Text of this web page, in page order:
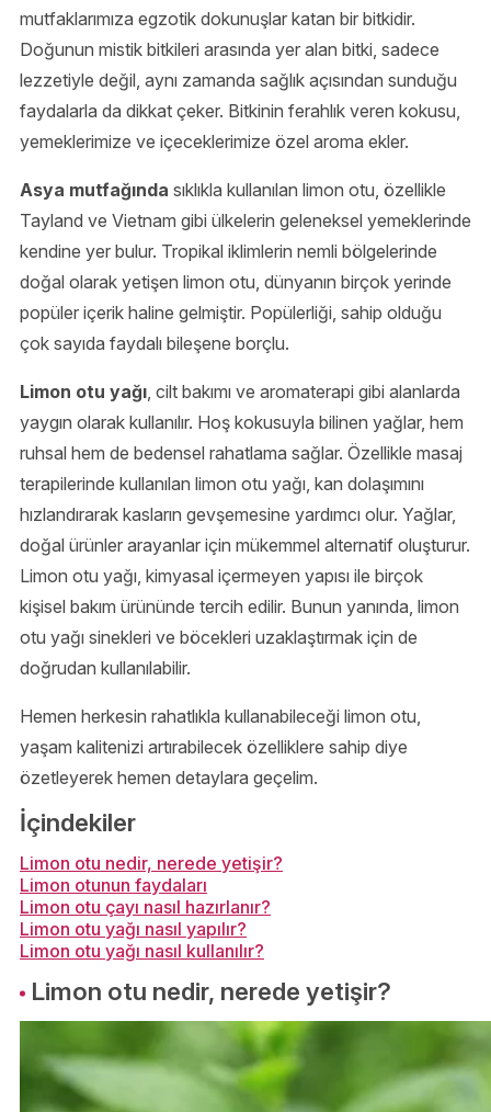
mutfaklarımıza egzotik dokunuşlar katan bir bitkidir.
Doğunun mistik bitkileri arasında yer alan bitki, sadece
lezzetiyle değil, aynı zamanda sağlık açısından sunduğu
faydalarla da dikkat çeker. Bitkinin ferahlık veren kokusu,
yemeklerimize ve içeceklerimize özel aroma ekler.
Asya mutfağında sıklıkla kullanılan limon otu, özellikle
Tayland ve Vietnam gibi ülkelerin geleneksel yemeklerinde
kendine yer bulur. Tropikal iklimlerin nemli bölgelerinde
doğal olarak yetişen limon otu, dünyanın birçok yerinde
popüler içerik haline gelmiştir. Popülerliği, sahip olduğu
çok sayıda faydalı bileşene borçlu.
Limon otu yağı , cilt bakımı ve aromaterapi gibi alanlarda
yaygın olarak kullanılır. Hoş kokusuyla bilinen yağlar, hem
ruhsal hem de bedensel rahatlama sağlar. Özellikle masaj
terapilerinde kullanılan limon otu yağı, kan dolaşımını
hızlandırarak kasların gevşemesine yardımcı olur. Yağlar,
doğal ürünler arayanlar için mükemmel alternatif oluşturur.
Limon otu yağı, kimyasal içermeyen yapısı ile birçok
kişisel bakım ürününde tercih edilir. Bunun yanında, limon
otu yağı sinekleri ve böcekleri uzaklaştırmak için de
doğrudan kullanılabilir.
Hemen herkesin rahatlıkla kullanabileceği limon otu,
yaşam kalitenizi artırabilecek özelliklere sahip diye
özetleyerek hemen detaylara geçelim.
İçindekiler
Limon otu nedir, nerede yetişir?
Limon otunun faydaları
Limon otu çayı nasıl hazırlanır?
Limon otu yağı nasıl yapılır?
Limon otu yağı nasıl kullanılır?
Limon otu nedir, nerede yetişir?